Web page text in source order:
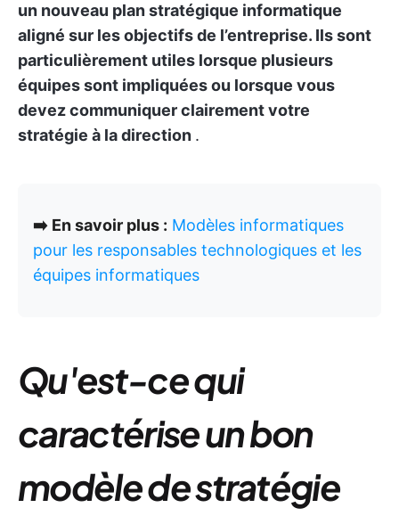
un nouveau plan stratégique informatique
aligné sur les objectifs de l’entreprise. Ils sont
particulièrement utiles lorsque plusieurs
équipes sont impliquées ou lorsque vous
devez communiquer clairement votre
stratégie à la direction .
➡️ En savoir plus : Modèles informatiques
pour les responsables technologiques et les
équipes informatiques
Qu'est-ce qui
caractérise un bon
modèle de stratégie